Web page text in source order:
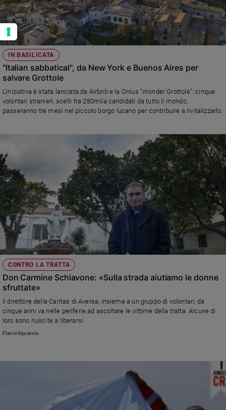
IN BASILICATA
"Italian sabbatical", da New York e Buenos Aires per
salvare Grottole
L'iniziativa è stata lanciata da Airbnb e la Onlus "Wonder Grottole": cinque
volontari stranieri, scelti tra 280mila candidati da tutto il mondo,
passeranno tre mesi nel piccolo borgo lucano per contribuire a rivitalizzarlo.
CONTRO LA TRATTA
Don Carmine Schiavone: «Sulla strada aiutiamo le donne
sfruttate»
Il direttore della Caritas di Aversa, insieme a un gruppo di volontari, da
cinque anni va nelle periferie ad ascoltare le vittime della tratta. Alcune di
loro sono riuscite a liberarsi
Flavia Squarcio